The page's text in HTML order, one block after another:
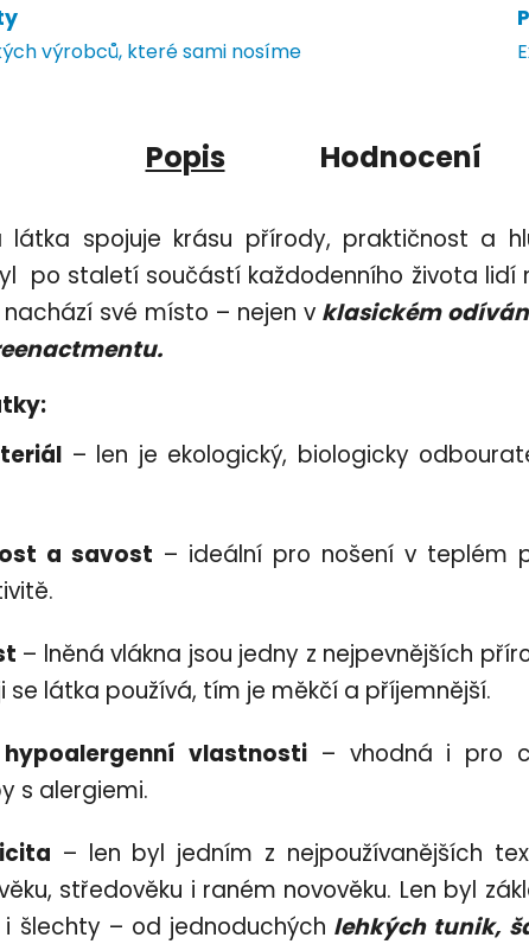
výrobců, které sami nosíme
Popis Hodnocení
spojuje krásu přírody, praktičnost a
po staletí součástí každodenního života lidí
své místo – nejen vklasickém
– len je ekologický, biologicky
a savost – ideální pro nošení v teplém
– lněná vlákna jsou jedny z nejpevnějších
se látka používá, tím je měkčí a příjemnější.
vlastnosti – vhodná i pro
s alergiemi.
– len byl jedním z nejpoužívanějších
středověku i raném novověku. Len byl
šlechty – od jednoduchých lehkých tunik,